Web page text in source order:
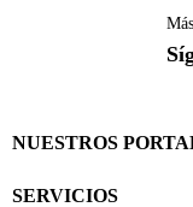
NUESTROS
SERVICIOS